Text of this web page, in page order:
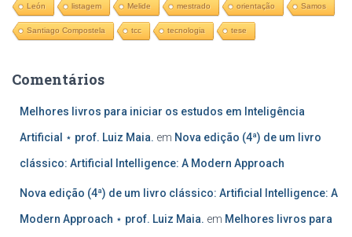
León listagem Melide mestrado orientação Samos
Santiago Compostela tcc tecnologia tese
Comentários
Melhores livros para iniciar os estudos em Inteligência
Artificial ⋆ prof. Luiz Maia. em Nova edição (4ª) de um livro
clássico: Artificial Intelligence: A Modern Approach
Nova edição (4ª) de um livro clássico: Artificial Intelligence: A
Modern Approach ⋆ prof. Luiz Maia. em Melhores livros para